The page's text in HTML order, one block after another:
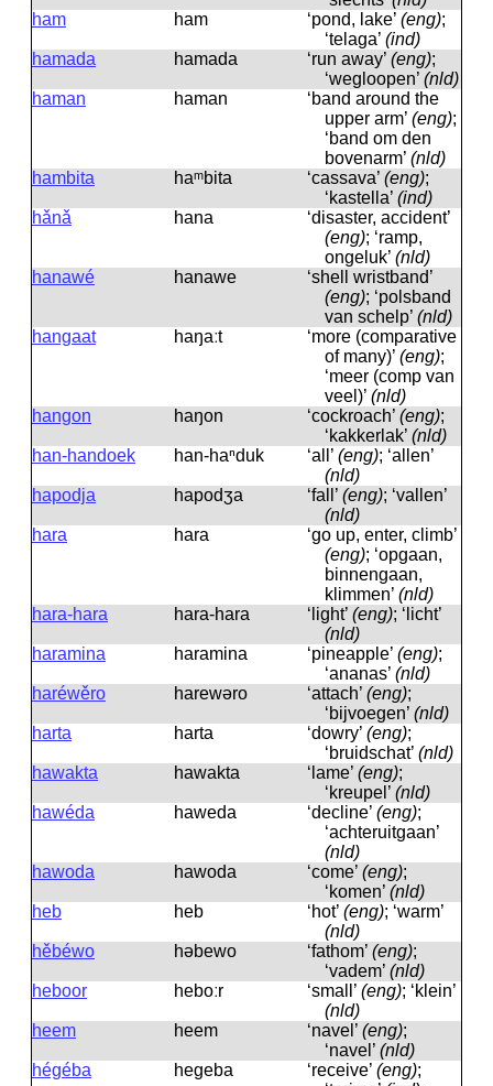
ham
ham ‘pond, lake’ (eng);
‘telaga’ (ind)
hamada
hamada ‘run away’ (eng);
‘wegloopen’ (nld)
haman
haman
‘band around the
upper arm’ (eng);
‘band om den
bovenarm’ (nld)
hambita
haᵐbita ‘cassava’ (eng);
‘kastella’ (ind)
hǎnǎ
hana
‘disaster, accident’
(eng); ‘ramp,
ongeluk’ (nld)
hanawé
hanawe
‘shell wristband’
(eng); ‘polsband
van schelp’ (nld)
hangaat
haŋaːt
‘more (comparative
of many)’ (eng);
‘meer (comp van
veel)’ (nld)
hangon
haŋon ‘cockroach’ (eng);
‘kakkerlak’ (nld)
han-handoek
han-haⁿduk ‘all’ (eng); ‘allen’
(nld)
hapodja
hapodʒa ‘fall’ (eng); ‘vallen’
(nld)
hara
hara
‘go up, enter, climb’
(eng); ‘opgaan,
binnengaan,
klimmen’ (nld)
hara-hara
hara-hara ‘light’ (eng); ‘licht’
(nld)
haramina
haramina ‘pineapple’ (eng);
‘ananas’ (nld)
haréwěro
harewəro ‘attach’ (eng);
‘bijvoegen’ (nld)
harta
harta ‘dowry’ (eng);
‘bruidschat’ (nld)
hawakta
hawakta ‘lame’ (eng);
‘kreupel’ (nld)
hawéda
haweda ‘decline’ (eng);
‘achteruitgaan’
(nld)
hawoda
hawoda ‘come’ (eng);
‘komen’ (nld)
heb
heb ‘hot’ (eng); ‘warm’
(nld)
hěbéwo
həbewo ‘fathom’ (eng);
‘vadem’ (nld)
heboor
heboːr ‘small’ (eng); ‘klein’
(nld)
heem
heem ‘navel’ (eng);
‘navel’ (nld)
hégéba
hegeba ‘receive’ (eng);